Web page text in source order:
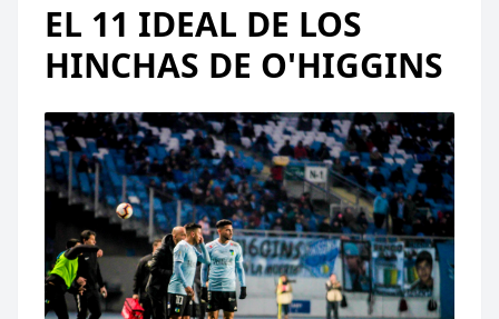
EL 11 IDEAL DE LOS
HINCHAS DE O'HIGGINS